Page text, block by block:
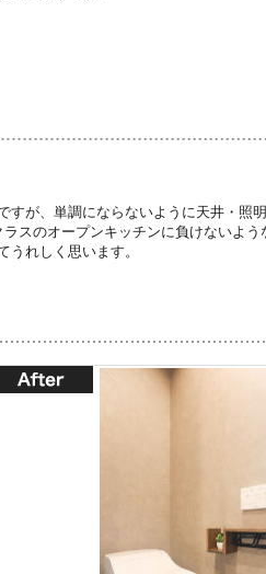
すが、単調にならないように天井・照
スのオープンキッチンに負けないよ
れしく思います。